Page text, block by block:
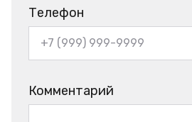
Телефон
Комментарий